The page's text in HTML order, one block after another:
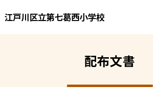
江戸川区立第七葛西小学校
配布文書